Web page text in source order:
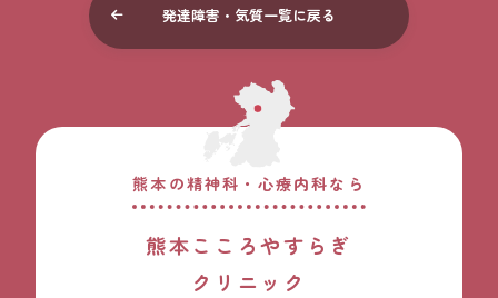
発達障害・気質一覧に戻る
熊本の精神科・心療内科なら
熊本こころやすらぎ
クリニック